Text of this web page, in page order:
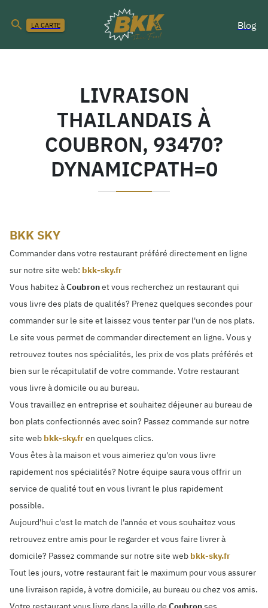
LA CARTE Blog
LIVRAISON
THAILANDAIS À
COUBRON, 93470?
DYNAMICPATH=0
BKK SKY
Commander dans votre restaurant préféré directement en ligne
sur notre site web: bkk-sky.fr
Vous habitez àCoubronet vous recherchez un restaurant qui
vous livre des plats de qualités? Prenez quelques secondes pour
commander sur le site et laissez vous tenter par l'un de nos plats.
Le site vous permet de commander directement en ligne. Vous y
retrouvez toutes nos spécialités, les prix de vos plats préférés et
bien sur le récapitulatif de votre commande. Votre restaurant
vous livre à domicile ou au bureau.
Vous travaillez en entreprise et souhaitez déjeuner au bureau de
bon plats confectionnés avec soin? Passez commande sur notre
site web bkk-sky.fren quelques clics.
Vous êtes à la maison et vous aimeriez qu'on vous livre
rapidement nos spécialités? Notre équipe saura vous offrir un
service de qualité tout en vous livrant le plus rapidement
possible.
Aujourd'hui c'est le match de l'année et vous souhaitez vous
retrouvez entre amis pour le regarder et vous faire livrer à
domicile? Passez commande sur notre site web bkk-sky.fr
Tout les jours, votre restaurant fait le maximum pour vous assurer
une livraison rapide, à votre domicile, au bureau ou chez vos amis.